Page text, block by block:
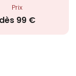
Prix
dès 99 €